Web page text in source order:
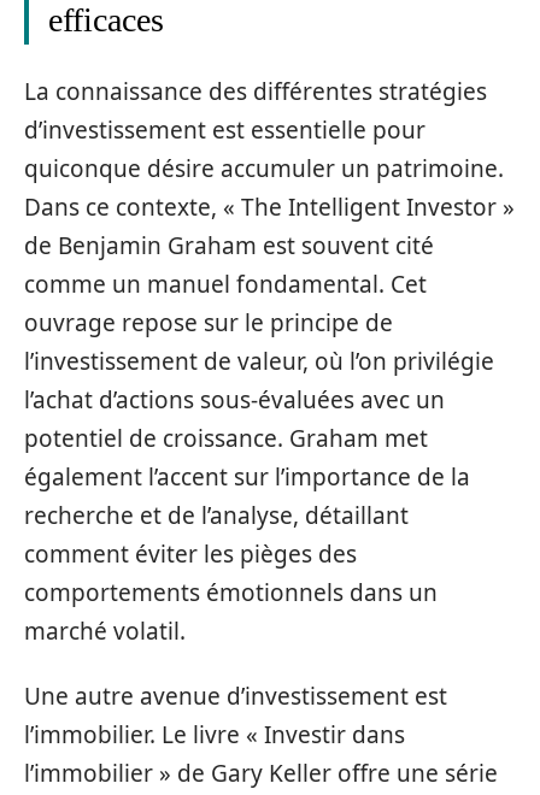
efficaces
La connaissance des différentes stratégies
d’investissement est essentielle pour
quiconque désire accumuler un patrimoine.
Dans ce contexte, « The Intelligent Investor »
de Benjamin Graham est souvent cité
comme un manuel fondamental. Cet
ouvrage repose sur le principe de
l’investissement de valeur, où l’on privilégie
l’achat d’actions sous-évaluées avec un
potentiel de croissance. Graham met
également l’accent sur l’importance de la
recherche et de l’analyse, détaillant
comment éviter les pièges des
comportements émotionnels dans un
marché volatil.
Une autre avenue d’investissement est
l’immobilier. Le livre « Investir dans
l’immobilier » de Gary Keller offre une série